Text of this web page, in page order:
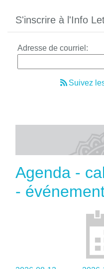
S'inscrire à l'Info
Adresse de courriel:
Suivez
Agenda -
-